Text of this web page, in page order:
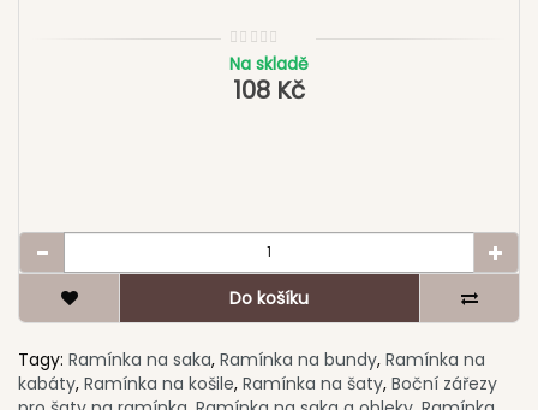
Na skladě
108 Kč
Do košíku
Tagy: Ramínka na saka, Ramínka na bundy, Ramínka na
kabáty, Ramínka na košile, Ramínka na šaty, Boční zářezy